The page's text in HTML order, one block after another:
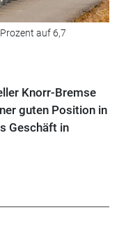
auf 6,7
Knorr-Bremse
guten Position in
Geschäft in